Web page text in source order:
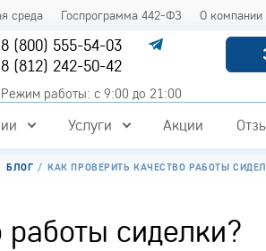
среда Госпрограмма 442-ФЗ О компании
8 (800) 555-54-03
8 (812) 242-50-42
Режим работы: с 9:00 до 21:00
Услуги Акции
БЛОГ КАК ПРОВЕРИТЬ КАЧЕСТВО РАБОТЫ
работы сиделки?